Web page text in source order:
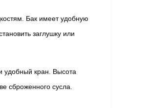
Бак имеет удобную
заглушку или
удобный кран. Высота
сброженного сусла.